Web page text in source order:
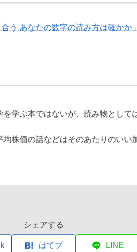
う あなたの数字の読み方は確かか
学ぶ本ではないが、読み物として
株価の話などはそのあたりのいい
シェアする
はてブ LINE